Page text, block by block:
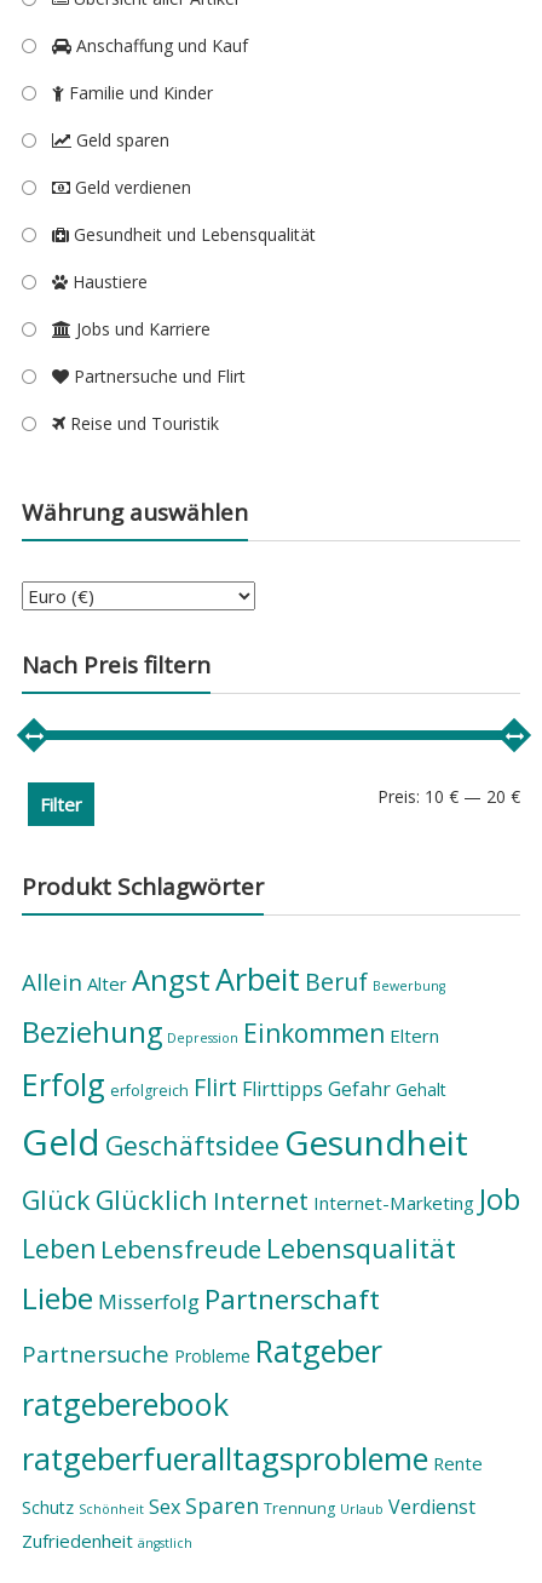
Anschaffung und Kauf
Familie und Kinder
Geld sparen
Geld verdienen
Gesundheit und Lebensqualität
Haustiere
Jobs und Karriere
Partnersuche und Flirt
Reise und Touristik
Währung auswählen
Nach Preis filtern
Filter Preis: 10 € — 20 €
Produkt Schlagwörter
Allein Alter AngstArbeit Beruf Bewerbung
Beziehung Depression Einkommen Eltern
Erfolg erfolgreich Flirt Flirttipps Gefahr Gehalt
Geld Geschäftsidee Gesundheit
Glück Glücklich Internet Internet-Marketing Job
Leben Lebensfreude Lebensqualität
Liebe Misserfolg Partnerschaft
Partnersuche Probleme Ratgeber
ratgeberebook
ratgeberfueralltagsprobleme Rente
Schutz Schönheit Sex Sparen Trennung Urlaub Verdienst
Zufriedenheit ängstlich